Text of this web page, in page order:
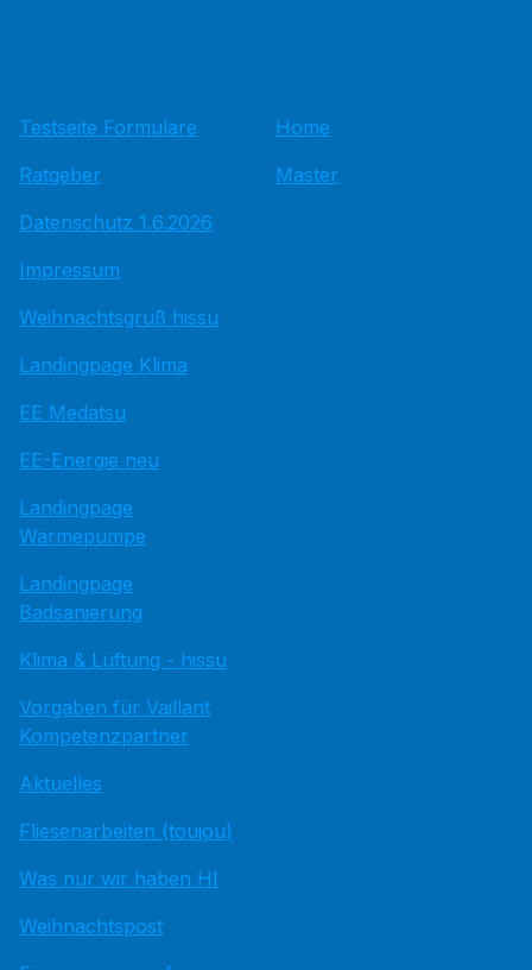
Testseite Formulare
Ratgeber
Datenschutz 1.6.2026
Impressum
Weihnachtsgruß hissu
Landingpage Klima
EE Medatsu
EE-Energie neu
Landingpage
Wärmepumpe
Landingpage
Badsanierung
Klima & Lüftung - hissu
Vorgaben für Vaillant
Kompetenzpartner
Aktuelles
Fliesenarbeiten (toujou)
Was nur wir haben HI
Weihnachtspost
Home
Master